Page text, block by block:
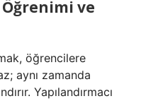
ve
öğrencilere
aynı zamanda
Yapılandırmacı